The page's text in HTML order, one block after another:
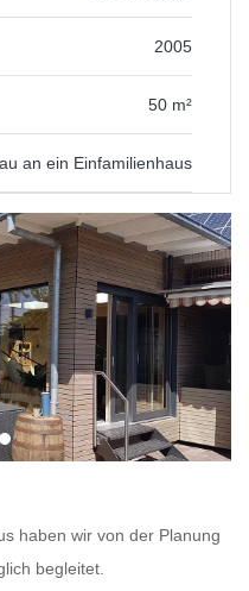
haben wir von der Planung
begleitet.
2005
50 m²
an ein Einfamilienhaus